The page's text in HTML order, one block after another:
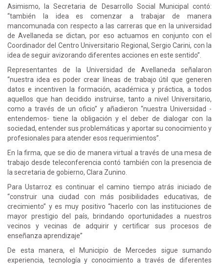
Asimismo, la Secretaria de Desarrollo Social Municipal contó:
“también la idea es comenzar a trabajar de manera
mancomunada con respecto a las carreras que en la universidad
de Avellaneda se dictan, por eso actuamos en conjunto con el
Coordinador del Centro Universitario Regional, Sergio Carini, con la
idea de seguir avizorando diferentes acciones en este sentido”.
Representantes de la Universidad de Avellaneda señalaron
“nuestra idea es poder crear líneas de trabajo útil que generen
datos e incentiven la formación, académica y práctica, a todos
aquellos que han decidido instruirse, tanto a nivel Universitario,
como a través de un oficio” y añadieron “nuestra Universidad -
entendemos- tiene la obligación y el deber de dialogar con la
sociedad, entender sus problemáticas y aportar su conocimiento y
profesionales para atender esos requerimientos”.
En la firma, que se dio de manera virtual a través de una mesa de
trabajo desde teleconferencia contó también con la presencia de
la secretaria de gobierno, Clara Zunino.
Para Ustarroz es continuar el camino tiempo atrás iniciado de
“construir una ciudad con más posibilidades educativas, de
crecimiento” y es muy positivo “hacerlo con las instituciones de
mayor prestigio del país, brindando oportunidades a nuestros
vecinos y vecinas de adquirir y certificar sus procesos de
enseñanza aprendizaje”
De esta manera, el Municipio de Mercedes sigue sumando
experiencia, tecnología y conocimiento a través de diferentes